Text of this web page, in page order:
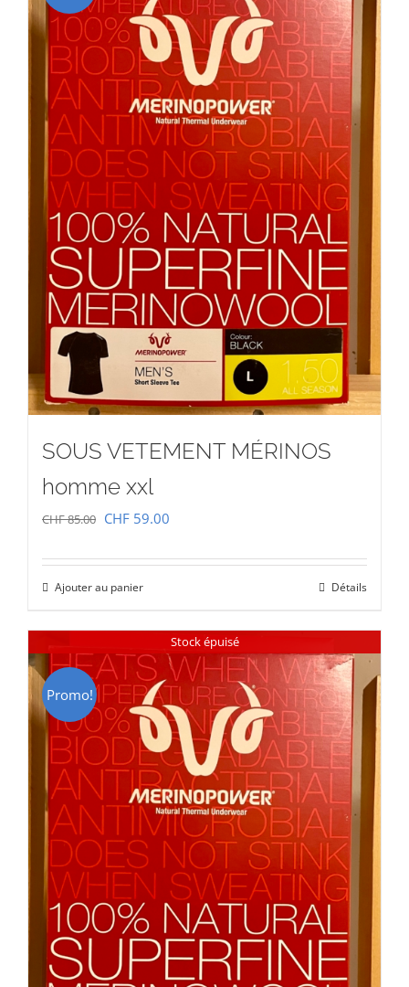
SOUS VETEMENT MÉRINOS
homme xxl
CHF85.00 Le
était :
CHF 85.00.
CHF 59.00
CHF 59.00.
Ajouter au panier Détails
Stock épuisé
Promo!